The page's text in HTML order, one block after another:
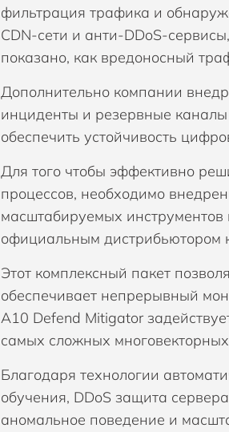
фильтрация трафика и
CDN-сети и анти-DDoS-
показано, как вредоносный
Дополнительно компании
инциденты и резервные каналы
обеспечить устойчивость
Для того чтобы эффективно
процессов, необходимо
масштабируемых
официальным дистрибьютором
Этот комплексный пакет
обеспечивает непрерывный
A10 Defend Mitigator
самых сложных многовекторных
Благодаря технологии
обучения, DDoS защита
аномальное поведение и